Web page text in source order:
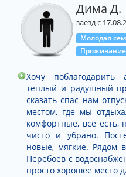
Дима Д.
заезд с
Молодая
Проживание
Хочу
теплый и радушный
сказать спас нам
местом, где мы
комфортные, все есть,
чисто и убрано.
новые, мягкие. Рядом
Перебоев с
просто хорошее место